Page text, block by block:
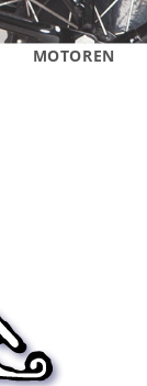
MOTOREN